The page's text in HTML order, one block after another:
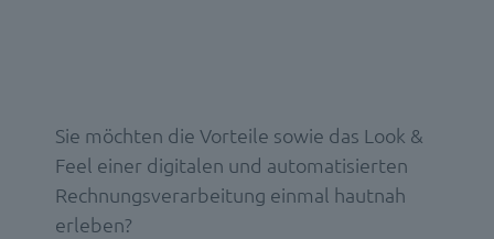
Sie möchten die Vorteile sowie das Look &
Feel einer digitalen und automatisierten
Rechnungsverarbeitung einmal hautnah
erleben?